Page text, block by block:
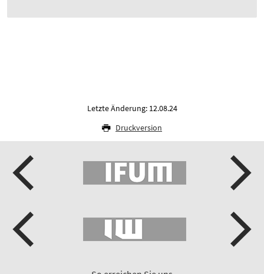
Letzte Änderung: 12.08.24
Druckversion